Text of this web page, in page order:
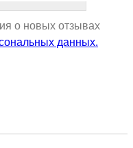
о новых отзывах
данных.